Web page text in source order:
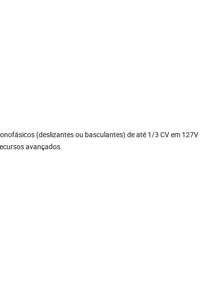
(deslizantes ou basculantes) de até 1/3 CV em 127V
avançados.